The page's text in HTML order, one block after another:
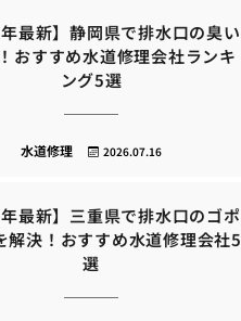
年最新】静岡県で排水口の臭い
おすすめ水道修理会社ランキ
ング5選
2026.07.16
水道修理
年最新】三重県で排水口のゴポ
解決！おすすめ水道修理会社5
選